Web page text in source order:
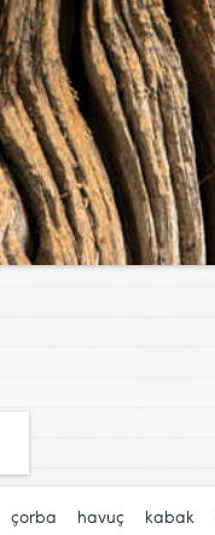
çorba havuç kabak